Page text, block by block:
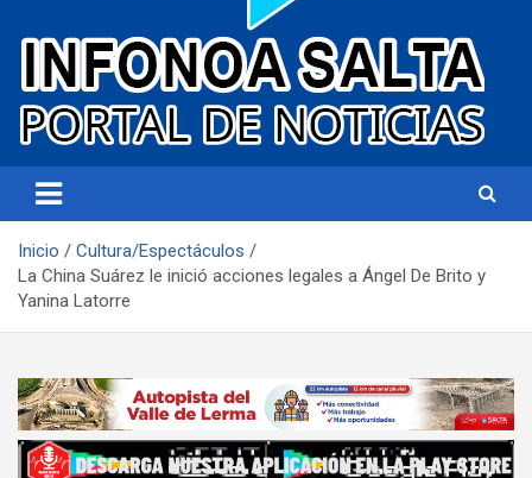
Infonoa Salta
Inicio
Cultura/Espectáculos
La China Suárez le inició acciones legales a Ángel De Brito y
Yanina Latorre